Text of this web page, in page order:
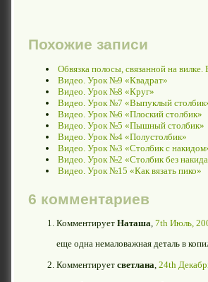
Похожие записи
Обвязка полосы, связанной на
Видео. Урок №9 «Квадрат»
Видео. Урок №8 «Круг»
Видео. Урок №7 «Выпуклый
Видео. Урок №6 «Плоский столбик»
Видео. Урок №5 «Пышный столбик»
Видео. Урок №4 «Полустолбик»
Видео. Урок №3 «Столбик с
Видео. Урок №2 «Столбик без
Видео. Урок №15 «Как вязать пико»
6 комментариев
Комментирует Наташа 7th Июль,
еще одна немаловажная деталь в
Комментирует светлана 24th